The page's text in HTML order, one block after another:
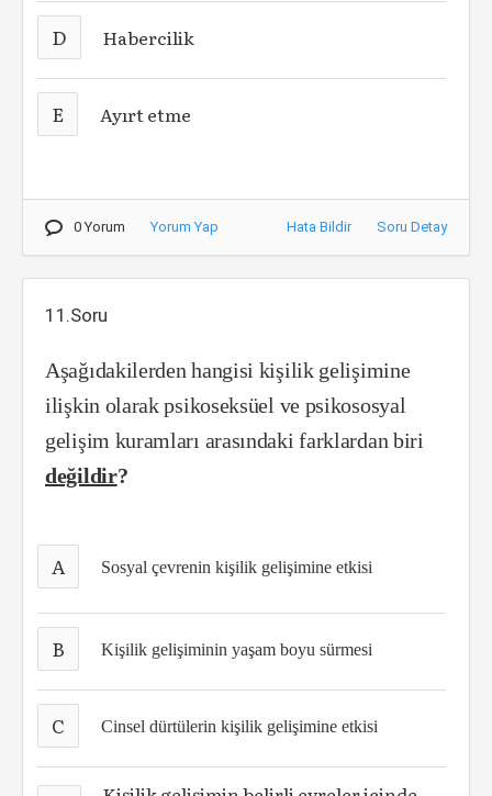
D Habercilik
E Ayırt etme
0 Yorum Yorum Yap Hata Bildir Soru Detay
11.Soru
Aşağıdakilerden hangisi kişilik gelişimine
ilişkin olarak psikoseksüel ve psikososyal
gelişim kuramları arasındaki farklardan biri
değildir?
A Sosyal çevrenin kişilik gelişimine etkisi
B Kişilik gelişiminin yaşam boyu sürmesi
C Cinsel dürtülerin kişilik gelişimine etkisi